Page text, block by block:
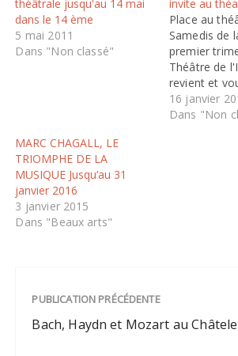
théâtrale jusqu'au 14 mai
dans le 14 ème
5 mai 2011
Dans "Non classé"
invite au
Place au
Samedis de
premier
Théâtre de
revient et
trois
grands
16 janvier
Dans "Non
MARC CHAGALL, LE
TRIOMPHE DE LA
MUSIQUE Jusqu’au 31
janvier 2016
3 janvier 2015
Dans "Beaux arts"
PUBLICATION PRÉCÉDENTE
Bach, Haydn et Mozart au